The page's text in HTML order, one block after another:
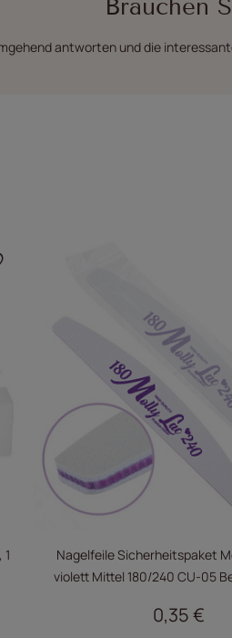
Brauchen
antworten und die
Sie, um das
Nagelfeile Sicherheitspaket
0,35 €